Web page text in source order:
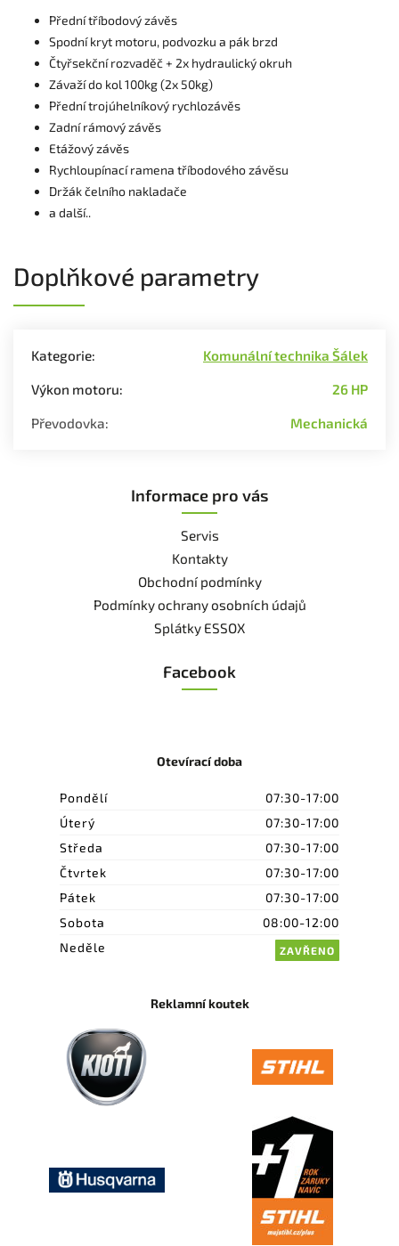
Přední tříbodový závěs
Spodní kryt motoru, podvozku a pák brzd
Čtyřsekční rozvaděč + 2x hydraulický okruh
Závaží do kol 100kg (2x 50kg)
Přední trojúhelníkový rychlozávěs
Zadní rámový závěs
Etážový závěs
Rychloupínací ramena tříbodového závěsu
Držák čelního nakladače
a další..
Doplňkové parametry
Kategorie: Komunální technika Šálek
Výkon motoru: 26 HP
Převodovka: Mechanická
Informace pro vás
Servis
Kontakty
Obchodní podmínky
Podmínky ochrany osobních údajů
Splátky ESSOX
Facebook
Otevírací doba
Pondělí
07:30-17:00
Úterý
07:30-17:00
Středa
07:30-17:00
Čtvrtek
07:30-17:00
Pátek
07:30-17:00
Sobota
08:00-12:00
Neděle
ZAVŘENO
Reklamní koutek